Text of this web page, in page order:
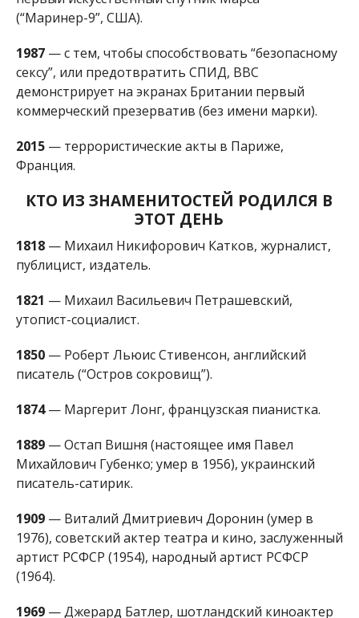
(“Маринер-9”, США).
1987— с тем, чтобы способствовать “безопасному
сексу”, или предотвратить СПИД, BBC
демонстрирует на экранах Британии первый
коммерческий презерватив (без имени марки).
2015— террористические акты в Париже,
Франция.
КТО ИЗ ЗНАМЕНИТОСТЕЙ РОДИЛСЯ В
ЭТОТ ДЕНЬ
1818— Михаил Никифорович Катков, журналист,
публицист, издатель.
1821 — Михаил Васильевич Петрашевский,
утопист-социалист.
1850— Роберт Льюис Стивенсон, английский
писатель (“Остров сокровищ”).
1874— Маргерит Лонг, французская пианистка.
1889— Остап Вишня (настоящее имя Павел
Михайлович Губенко; умер в 1956), украинский
писатель-сатирик.
1909— Виталий Дмитриевич Доронин (умер в
1976), советский актер театра и кино, заслуженный
артист РСФСР (1954), народный артист РСФСР
(1964).
1969— Джерард Батлер, шотландский киноактер